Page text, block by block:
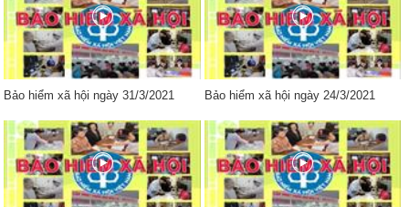
Bảo hiểm xã hội ngày 31/3/2021 Bảo hiểm xã hội ngày 24/3/2021